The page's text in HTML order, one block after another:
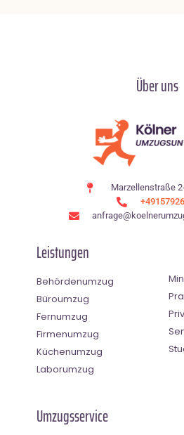
Über uns
Marzellenstraße
Leistungen
Behördenumzug
Büroumzug
Fernumzug
Firmenumzug
Küchenumzug
Laborumzug
Umzugsservice